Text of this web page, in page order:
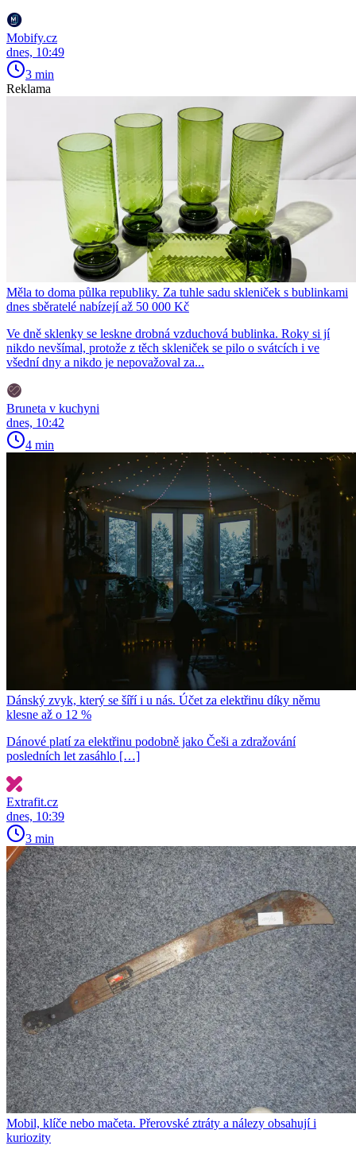
Mobify.cz
dnes, 10:49
3 min
Reklama
Měla to doma půlka republiky. Za tuhle sadu skleniček s bublinkami
dnes sběratelé nabízejí až 50 000 Kč
Ve dně sklenky se leskne drobná vzduchová bublinka. Roky si jí
nikdo nevšímal, protože z těch skleniček se pilo o svátcích i ve
všední dny a nikdo je nepovažoval za...
Bruneta v kuchyni
dnes, 10:42
4 min
Dánský zvyk, který se šíří i u nás. Účet za elektřinu díky němu
klesne až o 12 %
Dánové platí za elektřinu podobně jako Češi a zdražování
posledních let zasáhlo […]
Extrafit.cz
dnes, 10:39
3 min
Mobil, klíče nebo mačeta. Přerovské ztráty a nálezy obsahují i
kuriozity